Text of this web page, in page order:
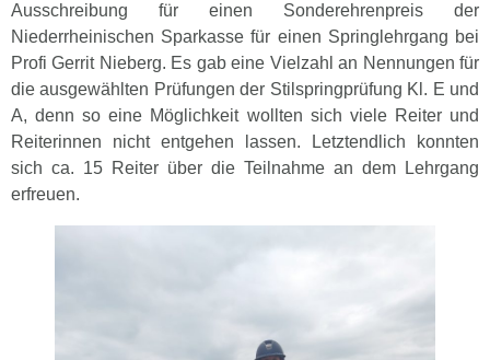
Ausschreibung für einen Sonderehrenpreis der
Niederrheinischen Sparkasse für einen Springlehrgang bei
Profi Gerrit Nieberg. Es gab eine Vielzahl an Nennungen für
die ausgewählten Prüfungen der Stilspringprüfung Kl. E und
A, denn so eine Möglichkeit wollten sich viele Reiter und
Reiterinnen nicht entgehen lassen. Letztendlich konnten
sich ca. 15 Reiter über die Teilnahme an dem Lehrgang
erfreuen.